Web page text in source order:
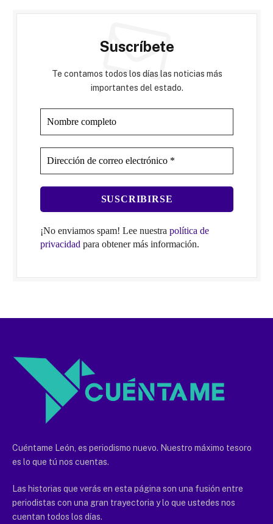
Suscríbete
Te contamos todos los días las noticias más
importantes del estado.
¡No enviamos spam! Lee nuestra política de
privacidad para obtener más información.
Cuéntame León, es periodismo nuevo. Nuestro máximo tesoro
es lo que tú nos cuentas.
Las historias que verás en esta página son una fusión entre
periodistas con una gran trayectoria y lo que ustedes nos
cuentan todos los días.